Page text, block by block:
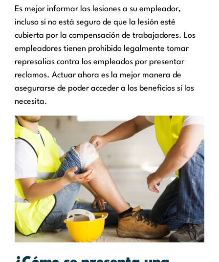
Es mejor informar las lesiones a su empleador,
incluso si no está seguro de que la lesión esté
cubierta por la compensación de trabajadores. Los
empleadores tienen prohibido legalmente tomar
represalias contra los empleados por presentar
reclamos. Actuar ahora es la mejor manera de
asegurarse de poder acceder a los beneficios si los
necesita.